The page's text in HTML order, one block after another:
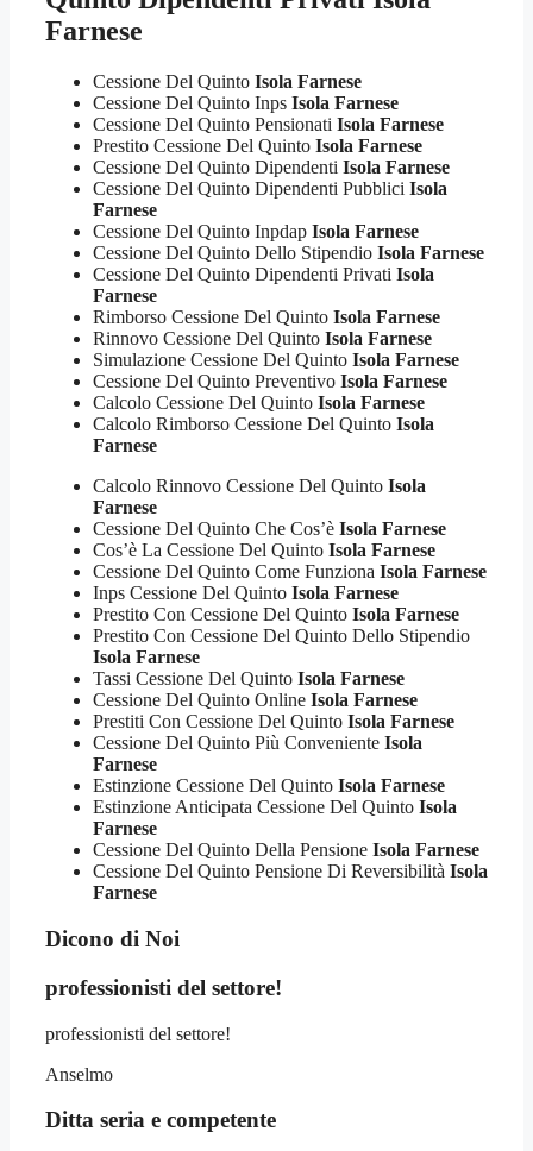
Farnese
Cessione Del Quinto Isola Farnese
Cessione Del Quinto Inps Isola Farnese
Cessione Del Quinto Pensionati Isola Farnese
Prestito Cessione Del Quinto Isola Farnese
Cessione Del Quinto Dipendenti Isola Farnese
Cessione Del Quinto Dipendenti Pubblici Isola
Farnese
Cessione Del Quinto Inpdap Isola Farnese
Cessione Del Quinto Dello Stipendio Isola Farnese
Cessione Del Quinto Dipendenti Privati Isola
Farnese
Rimborso Cessione Del Quinto Isola Farnese
Rinnovo Cessione Del Quinto Isola Farnese
Simulazione Cessione Del Quinto Isola Farnese
Cessione Del Quinto Preventivo Isola Farnese
Calcolo Cessione Del Quinto Isola Farnese
Calcolo Rimborso Cessione Del Quinto Isola
Farnese
Calcolo Rinnovo Cessione Del Quinto Isola
Farnese
Cessione Del Quinto Che Cos’è Isola Farnese
Cos’è La Cessione Del Quinto Isola Farnese
Cessione Del Quinto Come Funziona Isola Farnese
Inps Cessione Del Quinto Isola Farnese
Prestito Con Cessione Del Quinto Isola Farnese
Prestito Con Cessione Del Quinto Dello Stipendio
Isola Farnese
Tassi Cessione Del Quinto Isola Farnese
Cessione Del Quinto Online Isola Farnese
Prestiti Con Cessione Del Quinto Isola Farnese
Cessione Del Quinto Più Conveniente Isola
Farnese
Estinzione Cessione Del Quinto Isola Farnese
Estinzione Anticipata Cessione Del Quinto Isola
Farnese
Cessione Del Quinto Della Pensione Isola Farnese
Cessione Del Quinto Pensione Di Reversibilità Isola
Farnese
Dicono di Noi
professionisti del settore!
professionisti del settore!
Anselmo
Ditta seria e competente